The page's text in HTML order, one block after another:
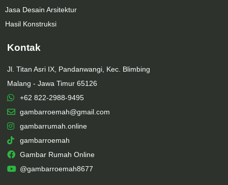
Jasa Desain Arsitektur
Hasil Konstruksi
Kontak
Jl. Titan Asri IX, Pandanwangi, Kec. Blimbing
Malang - Jawa Timur 65126
+62 822-2988-9495
gambarroemah@gmail.com
gambarrumah.online
gambarroemah
Gambar Rumah Online
@gambarroemah8677